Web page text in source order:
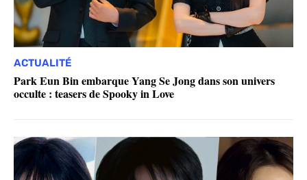
ACTUALITÉ
Park Eun Bin embarque Yang Se Jong dans son univers
occulte : teasers de Spooky in Love